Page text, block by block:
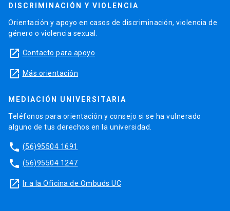
DISCRIMINACIÓN Y VIOLENCIA
Orientación y apoyo en casos de discriminación, violencia de
género o violencia sexual.
launch Contacto para apoyo
launch Más orientación
MEDIACIÓN UNIVERSITARIA
Teléfonos para orientación y consejo si se ha vulnerado
alguno de tus derechos en la universidad.
phone (56)95504 1691
phone (56)95504 1247
launch Ir a la Oficina de Ombuds UC